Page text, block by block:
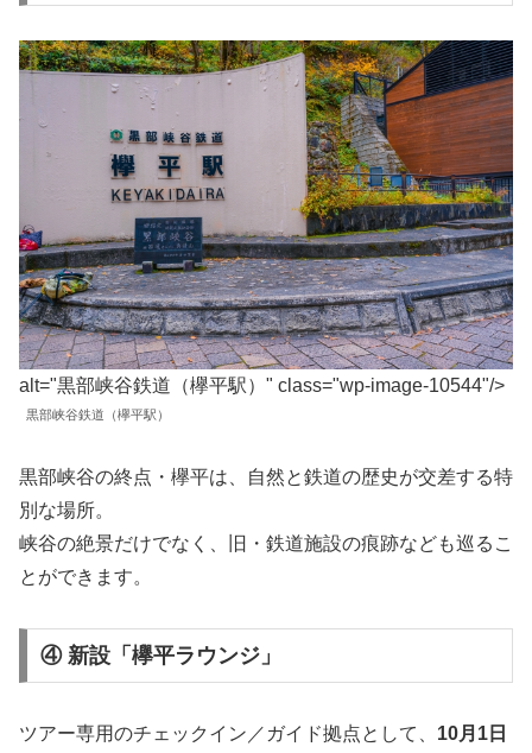
alt="黒部峡谷鉄道（欅平駅）" class="wp-image-10544"/>
黒部峡谷鉄道（欅平駅）
黒部峡谷の終点・欅平は、自然と鉄道の歴史が交差する特
別な場所。
峡谷の絶景だけでなく、旧・鉄道施設の痕跡なども巡るこ
とができます。
④ 新設「欅平ラウンジ」
ツアー専用のチェックイン／ガイド拠点として、 10月1日